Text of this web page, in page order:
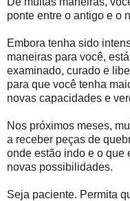
ponte entre o antigo e o
Embora tenha sido
maneiras para você,
examinado, curado e
para que você tenha
novas capacidades e
Nos próximos meses,
a receber peças de
onde estão indo e o que
novas possibilidades.
Seja paciente. Permita